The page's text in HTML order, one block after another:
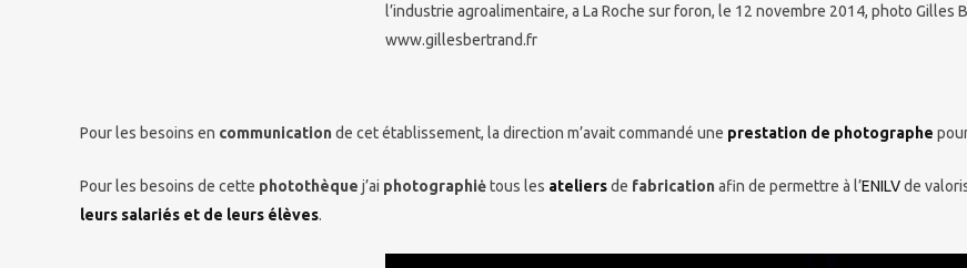
l’industrie agroalimentaire, a La Roche sur foron, le 12 novembre 2014, photo Gilles
www.gillesbertrand.fr
Pour les besoins en communication de cet établissement, la direction m’avait commandé une prestation de photographe
Pour les besoins de cette photothèque j’ai photographiėtous les ateliersde fabrication afin de permettre à l’ENILVde
leurs salariés et de leurs élèves.